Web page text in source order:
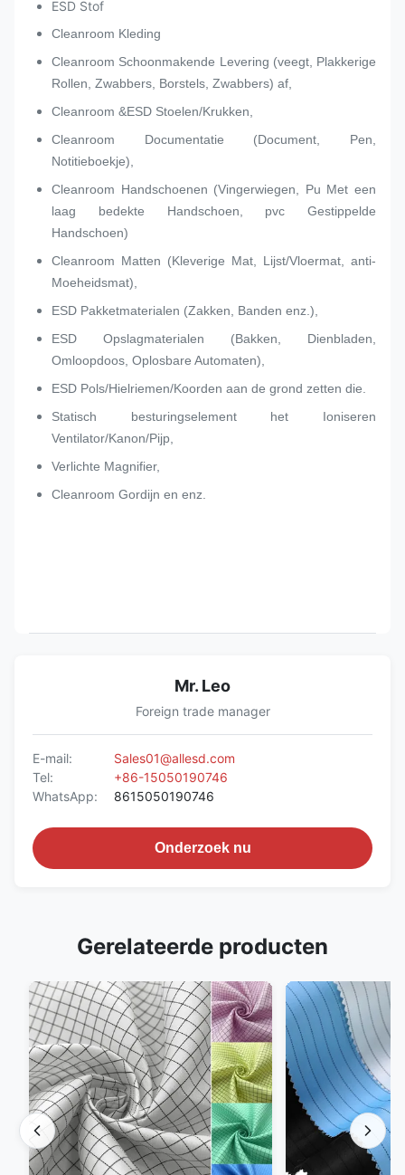
ESD Stof
Cleanroom Kleding
Cleanroom Schoonmakende Levering (veegt, Plakkerige
Rollen, Zwabbers, Borstels, Zwabbers) af,
Cleanroom &ESD Stoelen/Krukken,
Cleanroom Documentatie (Document, Pen,
Notitieboekje),
Cleanroom Handschoenen (Vingerwiegen, Pu Met een
laag bedekte Handschoen, pvc Gestippelde
Handschoen)
Cleanroom Matten (Kleverige Mat, Lijst/Vloermat, anti-
Moeheidsmat),
ESD Pakketmaterialen (Zakken, Banden enz.),
ESD Opslagmaterialen (Bakken, Dienbladen,
Omloopdoos, Oplosbare Automaten),
ESD Pols/Hielriemen/Koorden aan de grond zetten die.
Statisch besturingselement het Ioniseren
Ventilator/Kanon/Pijp,
Verlichte Magnifier,
Cleanroom Gordijn en enz.
Mr. Leo
Foreign trade manager
E-mail:
Sales01@allesd.com
Tel:
+86-15050190746
WhatsApp:
8615050190746
Onderzoek nu
Gerelateerde producten